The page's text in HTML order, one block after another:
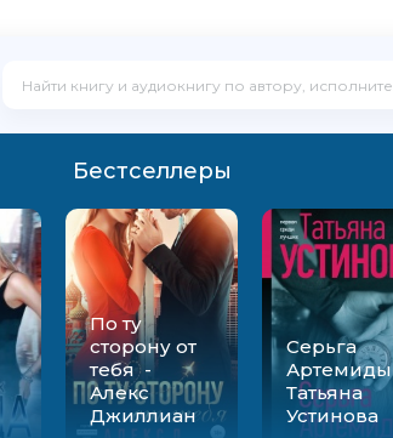
Бестселлеры
По ту
сторону от
тебя -
Алекс
Джиллиан
Серьга
Татьяна
Устинова